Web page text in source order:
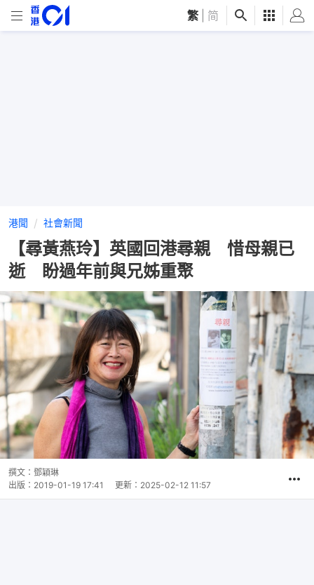
繁 简
港聞 社會新聞
【尋黃燕玲】英國回港尋親 惜母親已
逝 盼過年前與兄姊重聚
撰文： 鄧穎琳
出版： 2019-01-19 17:41 更新： 2025-02-12 11:57